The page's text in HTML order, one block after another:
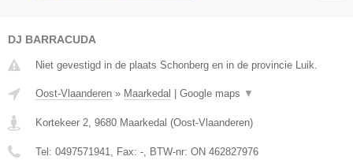
DJ BARRACUDA
Niet gevestigd in de plaats Schonberg en in de provincie Luik.
Oost-Vlaanderen » Maarkedal Google maps ▼
Kortekeer 2, 9680 Maarkedal (Oost-Vlaanderen)
Tel: 0497571941, Fax: -, BTW-nr: ON 462827976